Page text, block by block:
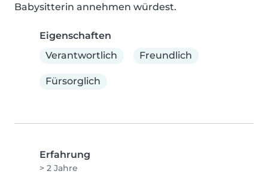
Babysitterin annehmen würdest.
Eigenschaften
Verantwortlich
Freundlich
Fürsorglich
Erfahrung
> 2 Jahre